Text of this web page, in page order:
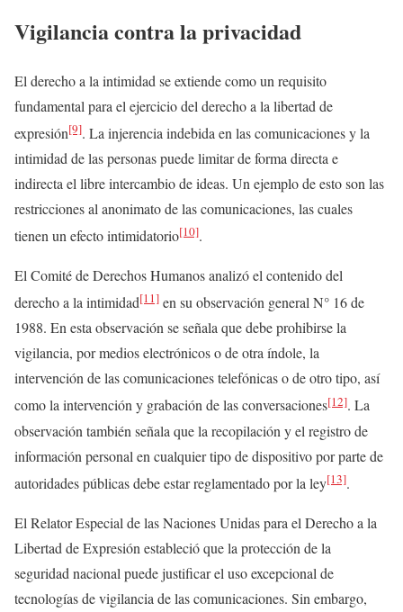
Vigilancia contra la privacidad
El derecho a la intimidad se extiende como un requisito
fundamental para el ejercicio del derecho a la libertad de
expresión[9]. La injerencia indebida en las comunicaciones y la
intimidad de las personas puede limitar de forma directa e
indirecta el libre intercambio de ideas. Un ejemplo de esto son las
restricciones al anonimato de las comunicaciones, las cuales
tienen un efecto intimidatorio[10].
El Comité de Derechos Humanos analizó el contenido del
derecho a la intimidad[11] en su observación general N° 16 de
1988. En esta observación se señala que debe prohibirse la
vigilancia, por medios electrónicos o de otra índole, la
intervención de las comunicaciones telefónicas o de otro tipo, así
como la intervención y grabación de las conversaciones[12]. La
observación también señala que la recopilación y el registro de
información personal en cualquier tipo de dispositivo por parte de
autoridades públicas debe estar reglamentado por la ley[13].
El Relator Especial de las Naciones Unidas para el Derecho a la
Libertad de Expresión estableció que la protección de la
seguridad nacional puede justificar el uso excepcional de
tecnologías de vigilancia de las comunicaciones. Sin embargo,